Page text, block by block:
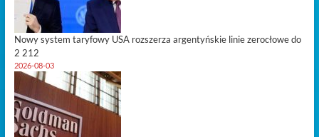
pozostaje
nierozwiązany
Nowy system taryfowy USA rozszerza argentyńskie linie zerocłowe do
2 212
2026-08-03